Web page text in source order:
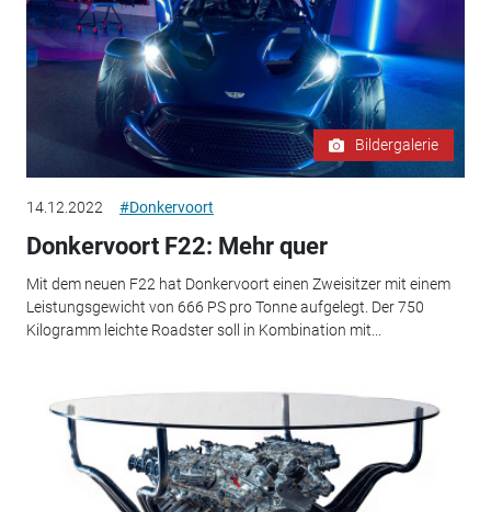
Bildergalerie
14.12.2022 #Donkervoort
Donkervoort F22: Mehr quer
Mit dem neuen F22 hat Donkervoort einen Zweisitzer mit einem
Leistungsgewicht von 666 PS pro Tonne aufgelegt. Der 750
Kilogramm leichte Roadster soll in Kombination mit...